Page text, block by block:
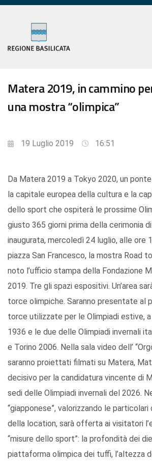
Matera 2019, in cammino
una mostra “olimpica”
19 Luglio 2019 16:51
Da Matera 2019 a Tokyo 2020, un
la capitale europea della cultura e la
dello sport che ospiterà le prossime
giusto 365 giorni prima della cerimonia
inaugurata, mercoledì 24 luglio, alle ore
piazza San Francesco, la mostra Road
noto l’ufficio stampa della Fondazione
2019. Tre gli spazi espositivi. Un’area
torce olimpiche. Saranno presentate al
torce utilizzate per le Olimpiadi estive,
1936 e le due delle Olimpiadi invernali
e Torino 2006. Nella sala video dell’
saranno proiettati filmati su Matera,
decisivo per la candidatura vincente di
sedi delle Olimpiadi invernali del 2026.
“giapponese”, valorizzando le
della location, sarà offerta ai visitatori
“misure dello sport”: la profondità dei
piattaforma olimpica dei tuffi, l’altezza